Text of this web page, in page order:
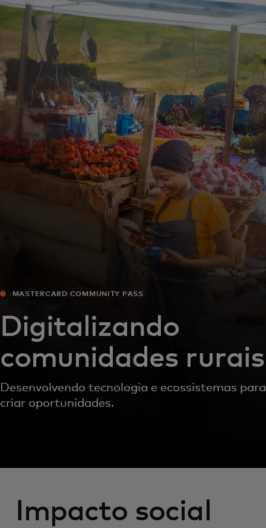
Para você
Para empresas
Para o mundo
Para inovadores
Notícias e tendências
MASTERCARD COMMUNITY PASS
Digitalizando
comunidades rurais
Desenvolvendo tecnologia e ecossistemas para
criar oportunidades.
Impacto social